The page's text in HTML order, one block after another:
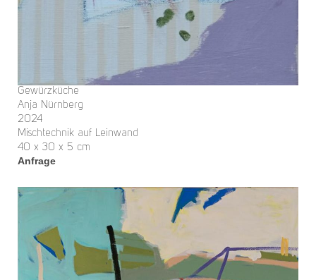
Gewürzküche
Anja Nürnberg
2024
Mischtechnik auf Leinwand
40 x 30 x 5 cm
Anfrage